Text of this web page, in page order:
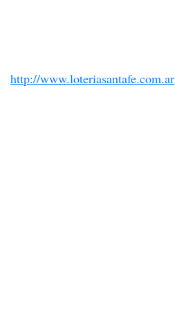
http://www.loteriasantafe.com.ar